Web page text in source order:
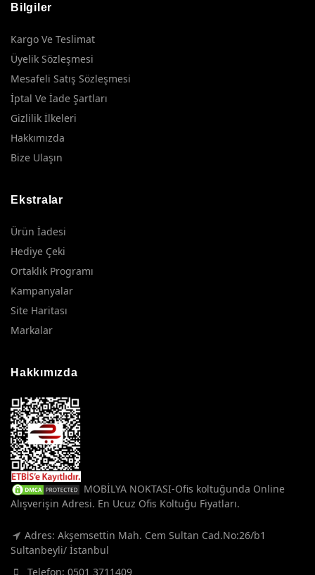
Bilgiler
Kargo Ve Teslimat
Üyelik Sözleşmesi
Mesafeli Satış Sözleşmesi
İptal Ve İade Şartları
Gizlilik İlkeleri
Hakkımızda
Bize Ulaşın
Ekstralar
Ürün İadesi
Hediye Çeki
Ortaklık Programı
Kampanyalar
Site Haritası
Markalar
Hakkımızda
MOBİLYA NOKTASI-Ofis koltuğunda Online
Alışverişin Adresi. En Ucuz Ofis Koltuğu Fiyatları.
Adres: Akşemsettin Mah. Cem Sultan Cad.No:26/b1
Sultanbeyli/ İstanbul
Telefon: 0501 3711409